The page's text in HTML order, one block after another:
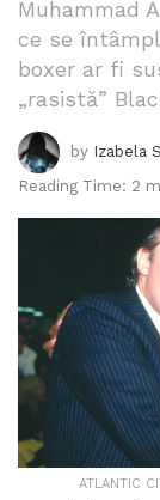
Muhammad
ce se
boxer ar fi
„rasistă”
by Izabela
Reading Time: 2
ATLANTIC